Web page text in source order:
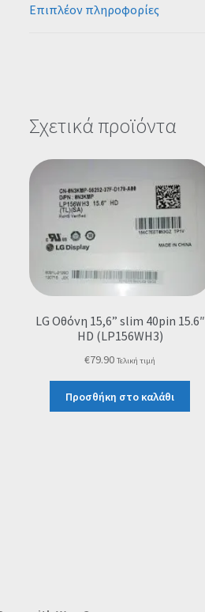
Επιπλέον πληροφορίες
Σχετικά προϊόντα
LG Οθόνη 15,6” slim 40pin 15.6″
HD (LP156WH3)
€79.90 Τελική τιμή
Προσθήκη στο καλάθι